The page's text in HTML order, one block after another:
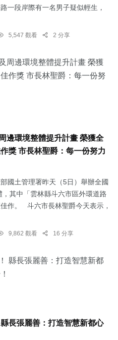
一段岸際有一名男子疑似輕生，
5,547 觀看 2 分享
邊環境整體提升計畫 榮獲全
獎 市長林聖爵：每一份努力
國土管理署昨天（5日）舉辦全國
，其中「雲林縣斗六市區外環道路
作。 斗六市長林聖爵今天表示，
9,862 觀看 16 分享
長張麗善：打造智慧新都心